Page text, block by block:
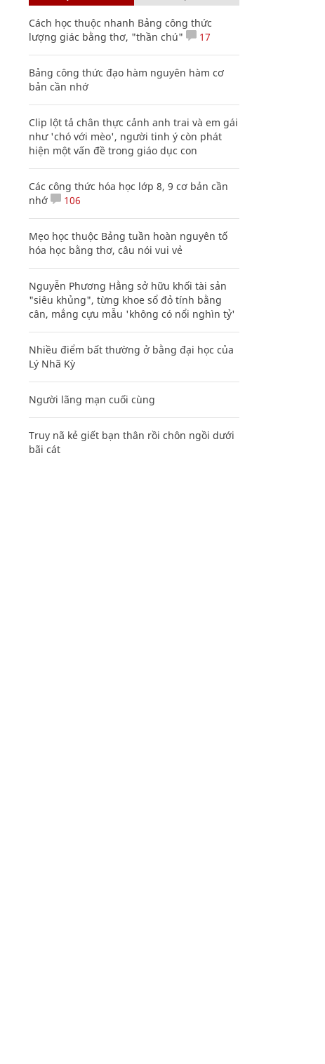
Cách học thuộc nhanh Bảng công thức
lượng giác bằng thơ, "thần chú"
17
Bảng công thức đạo hàm nguyên hàm cơ
bản cần nhớ
Clip lột tả chân thực cảnh anh trai và em gái
như 'chó với mèo', người tinh ý còn phát
hiện một vấn đề trong giáo dục con
Các công thức hóa học lớp 8, 9 cơ bản cần
nhớ
106
Mẹo học thuộc Bảng tuần hoàn nguyên tố
hóa học bằng thơ, câu nói vui vẻ
Nguyễn Phương Hằng sở hữu khối tài sản
"siêu khủng", từng khoe sổ đỏ tính bằng
cân, mắng cựu mẫu 'không có nổi nghìn tỷ'
Nhiều điểm bất thường ở bằng đại học của
Lý Nhã Kỳ
Người lãng mạn cuối cùng
Truy nã kẻ giết bạn thân rồi chôn ngồi dưới
bãi cát